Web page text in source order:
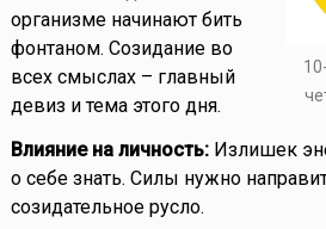
организме начинают бить
фонтаном. Созидание во
всех смыслах – главный
девиз и тема этого дня.
Влияние на личность:Излишек
о себе знать. Силы нужно
созидательное русло.